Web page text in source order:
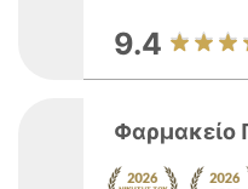
9.4
Φαρμακείο